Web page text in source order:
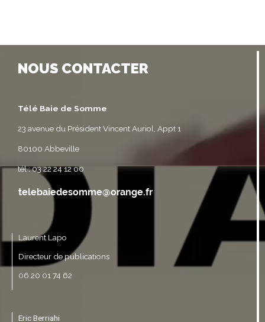
NOUS CONTACTER
Télé Baie de Somme
23 avenue du Président Vincent Auriol, Appt 1
80100 Abbeville
tél : 03 22 24 12 00
Laurent Lapo
Directeur de publications
06 20 01 74 62
Eric Berriahi